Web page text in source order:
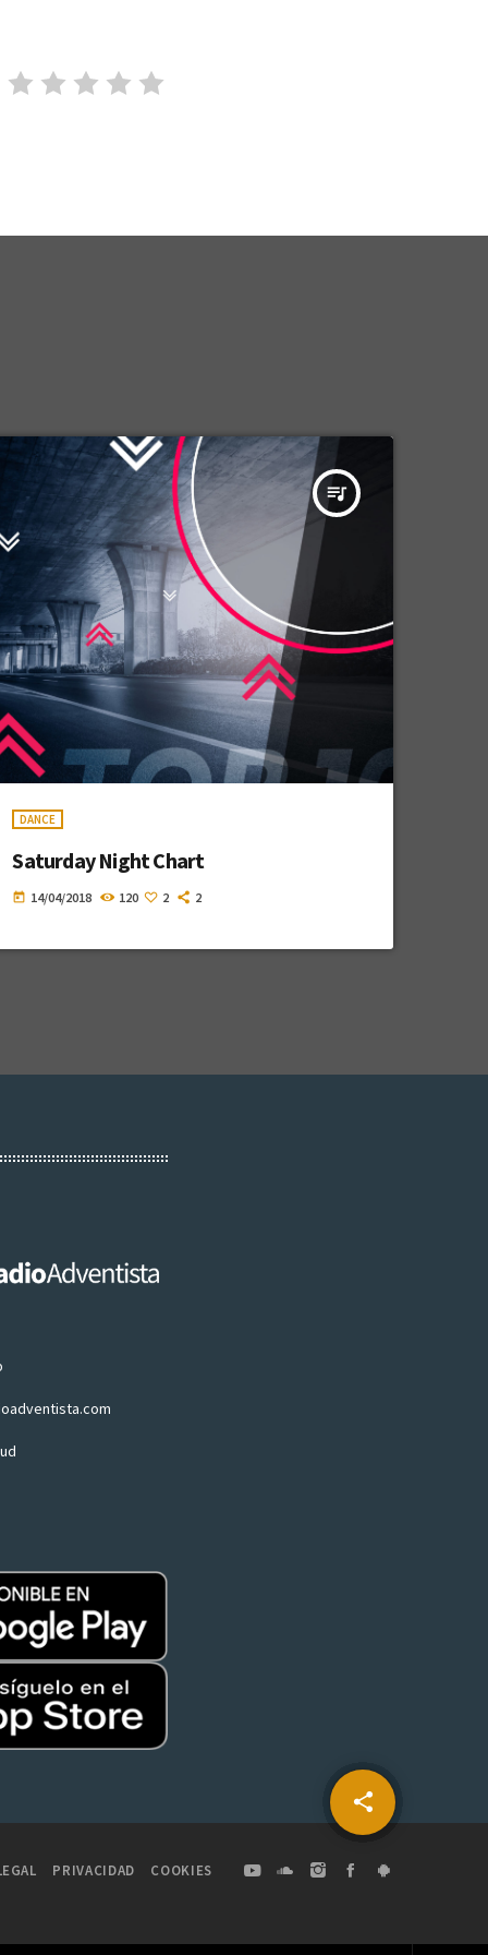
share
email
queue_music
DANCE
Saturday Night Chart
today 14/04/2018 120 2 2
PRIVACIDAD COOKIES